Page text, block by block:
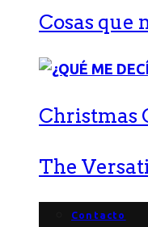
Cosas que
Christmas
The
Contacto